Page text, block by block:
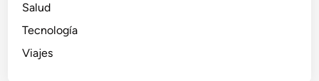
Salud
Tecnología
Viajes